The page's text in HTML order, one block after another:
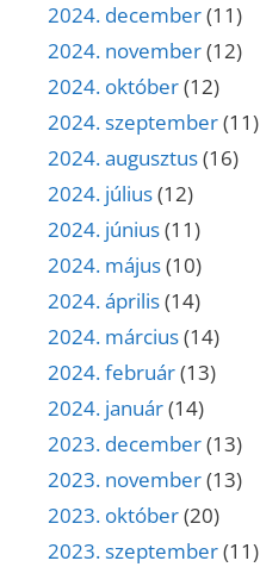
2024. december(11)
2024. november(12)
2024. október(12)
2024. szeptember(11)
2024. augusztus(16)
2024. július(12)
2024. június(11)
2024. május(10)
2024. április(14)
2024. március(14)
2024. február(13)
2024. január(14)
2023. december(13)
2023. november(13)
2023. október(20)
2023. szeptember(11)